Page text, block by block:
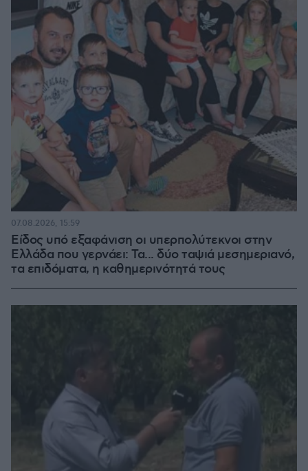
Είδος υπό εξαφάνιση οι υπερπολύτεκνοι στην
Ελλάδα που γερνάει: Τα... δύο ταψιά μεσημεριανό,
τα επιδόματα, η καθημερινότητά τους
07.08.2026, 15:59